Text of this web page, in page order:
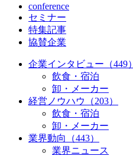
conference
セミナー
特集記事
協賛企業
企業インタビュー（449）
飲食・宿泊
卸・メーカー
経営ノウハウ（203）
飲食・宿泊
卸・メーカー
業界動向（443）
業界ニュース